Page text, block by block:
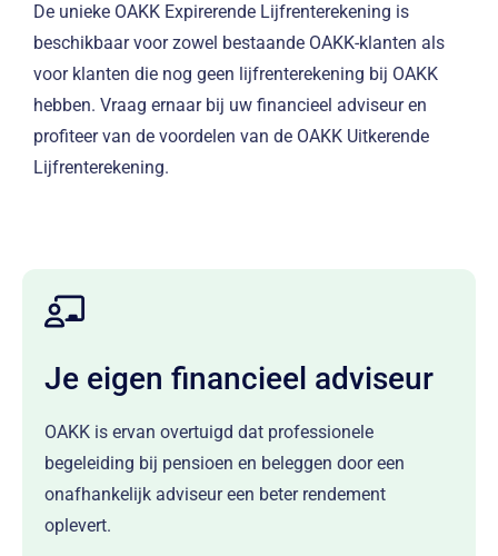
De unieke OAKK Expirerende Lijfrenterekening is
beschikbaar voor zowel bestaande OAKK-klanten als
voor klanten die nog geen lijfrenterekening bij OAKK
hebben. Vraag ernaar bij uw financieel adviseur en
profiteer van de voordelen van de OAKK Uitkerende
Lijfrenterekening.
Je eigen financieel adviseur
OAKK is ervan overtuigd dat professionele
begeleiding bij pensioen en beleggen door een
onafhankelijk adviseur een beter rendement
oplevert.